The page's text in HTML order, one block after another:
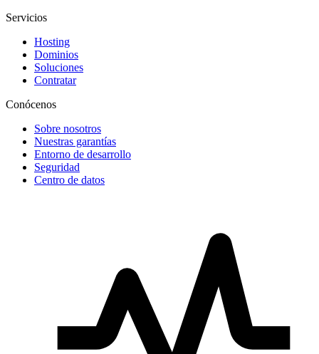
Servicios
Hosting
Dominios
Soluciones
Contratar
Conócenos
Sobre nosotros
Nuestras garantías
Entorno de desarrollo
Seguridad
Centro de datos